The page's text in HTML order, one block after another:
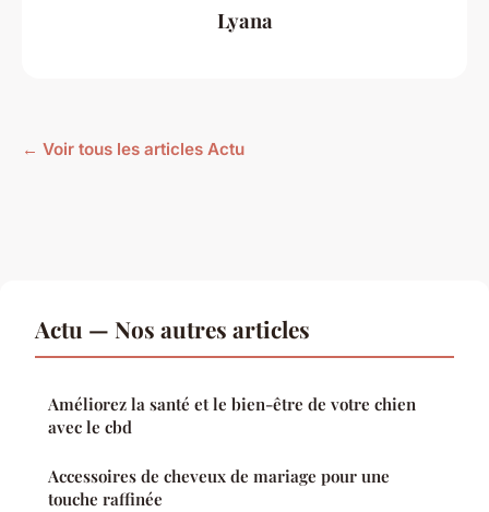
Lyana
← Voir tous les articles Actu
Actu — Nos autres articles
Améliorez la santé et le bien-être de votre chien
avec le cbd
Accessoires de cheveux de mariage pour une
touche raffinée